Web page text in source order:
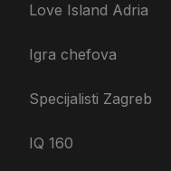
Love Island Adria
Igra chefova
Specijalisti Zagreb
IQ 160